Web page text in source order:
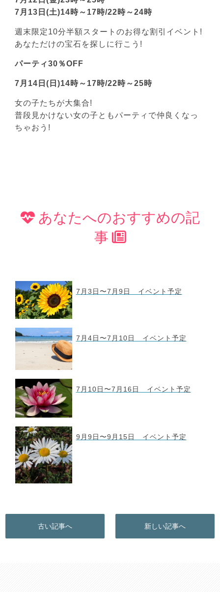
7月13日(土)14時～17時/22時～24時
週末限定10分半額スタートのお得な割引イベント!
あなただけの宝石を探しに行こう!
パーティ30％OFF
7月14日(日)14時～17時/22時～25時
女の子たちが大集合!
普段見かけない女の子ともパーティで仲良くなっ
ちゃおう!
あなたへのおすすめの記
事
7月3日〜7月9日 イベント予定
7月4日〜7月10日 イベント予定
7月10日〜7月16日 イベント予定
9月9日〜9月15日 イベント予定
古い記事へ 新しい記事へ